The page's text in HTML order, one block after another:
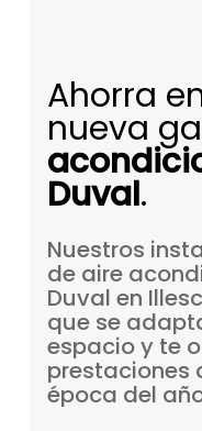
Ahorra
nueva
Duval.
Nuestros
de aire
Duval en
que se
espacioy te
prestaciones
época del